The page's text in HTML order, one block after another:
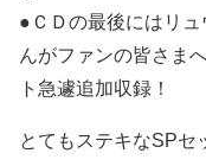
●ＣＤの最後にはリ
んがファンの皆さま
ト急遽追加収録！
とてもステキなSPセ